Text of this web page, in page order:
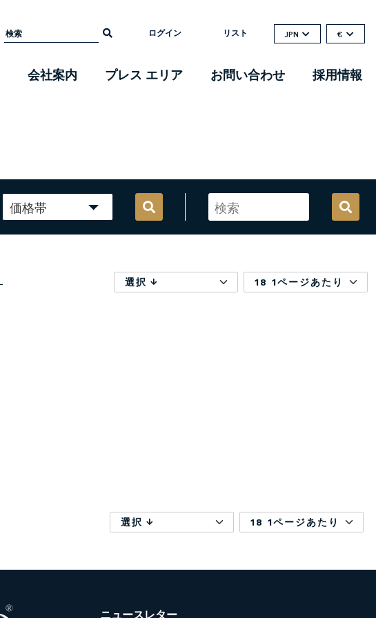
ログイン リスト JPN €
会社案内 プレス エリア お問い合わせ 採用情報
価格帯
選択 18 1ページあたり
選択 18 1ページあたり
ニュースレター